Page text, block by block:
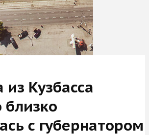
Кузбасса
близко
с губернатором